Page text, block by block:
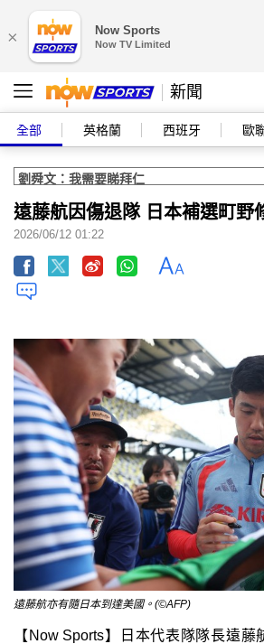
× Now Sports
Now TV Limited
新聞
全部 英格蘭 西班牙 歐
遠藤航因傷退隊 日本補選町野
2026/06/12 01:22
遠藤航亦有隨日本到達美國。(©AFP)
【Now Sports】日本代表隊隊長遠